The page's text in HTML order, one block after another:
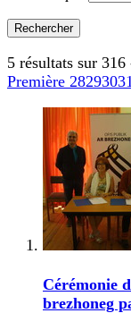
5 résultats sur 316
Première 28293031
Cérémonie
brezhoneg